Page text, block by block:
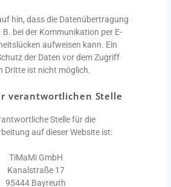
hin, dass die Datenübertragung
B. bei der Kommunikation per E-
aufweisen kann. Ein
der Daten vor dem Zugriff
Dritte ist nicht möglich.
verantwortlichen Stelle
Stelle für die
auf dieser Website ist:
TiMaMi GmbH
Kanalstraße 17
95444 Bayreuth